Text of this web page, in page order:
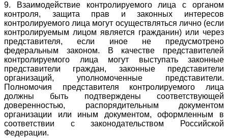
9. Взаимодействие контролируемого лица с органом
контроля, защита прав и законных интересов
контролируемого лица могут осуществляться лично (если
контролируемым лицом является гражданин) или через
представителя, если иное не предусмотрено
федеральным законом. В качестве представителей
контролируемого лица могут выступать законные
представители граждан, законные представители
организаций, уполномоченные представители.
Полномочия представителя контролируемого лица
должны быть подтверждены соответствующей
доверенностью, распорядительным документом
организации или иным документом, оформленным в
соответствии с законодательством Российской
Федерации.